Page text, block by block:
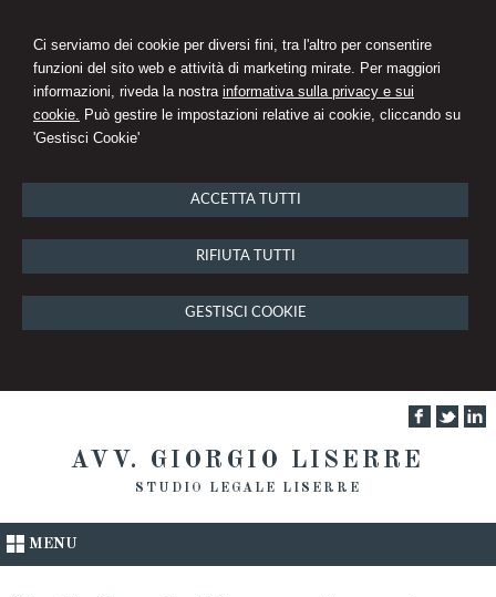
Ci serviamo dei cookie per diversi fini, tra l'altro per consentire
funzioni del sito web e attività di marketing mirate. Per maggiori
informazioni, riveda la nostra informativa sulla privacy e sui
cookie. Può gestire le impostazioni relative ai cookie, cliccando su
'Gestisci Cookie'
ACCETTA TUTTI
RIFIUTA TUTTI
GESTISCI COOKIE
AVV. GIORGIO LISERRE
STUDIO LEGALE LISERRE
MENU